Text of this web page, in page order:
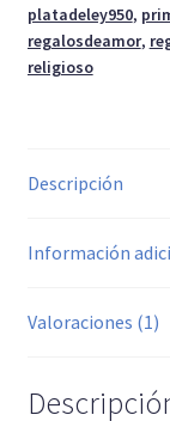
platadeley950,
regalosdeamor,
religioso
Descripción
Información
Valoraciones (1)